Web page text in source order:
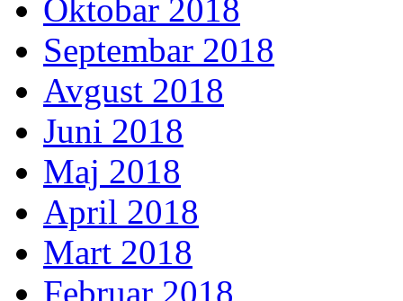
Oktobar 2018
Septembar 2018
Avgust 2018
Juni 2018
Maj 2018
April 2018
Mart 2018
Februar 2018